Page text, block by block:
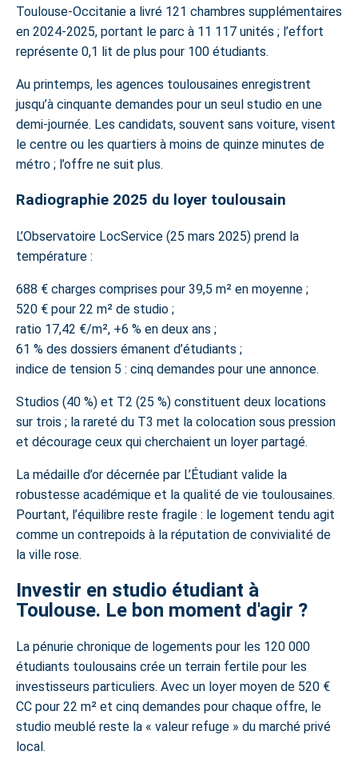
Toulouse-Occitanie a livré 121 chambres supplémentaires
en 2024-2025, portant le parc à 11 117 unités ; l’effort
représente 0,1 lit de plus pour 100 étudiants.
Au printemps, les agences toulousaines enregistrent
jusqu’à cinquante demandes pour un seul studio en une
demi-journée. Les candidats, souvent sans voiture, visent
le centre ou les quartiers à moins de quinze minutes de
métro ; l’offre ne suit plus.
Radiographie 2025 du loyer toulousain
L’Observatoire LocService (25 mars 2025) prend la
température :
688 € charges comprises pour 39,5 m² en moyenne ;
520 € pour 22 m² de studio ;
ratio 17,42 €/m², +6 % en deux ans ;
61 % des dossiers émanent d’étudiants ;
indice de tension 5 : cinq demandes pour une annonce.
Studios (40 %) et T2 (25 %) constituent deux locations
sur trois ; la rareté du T3 met la colocation sous pression
et décourage ceux qui cherchaient un loyer partagé.
La médaille d’or décernée par L’Étudiant valide la
robustesse académique et la qualité de vie toulousaines.
Pourtant, l’équilibre reste fragile : le logement tendu agit
comme un contrepoids à la réputation de convivialité de
la ville rose.
Investir en studio étudiant à
Toulouse. Le bon moment d'agir ?
La pénurie chronique de logements pour les 120 000
étudiants toulousains crée un terrain fertile pour les
investisseurs particuliers. Avec un loyer moyen de 520 €
CC pour 22 m² et cinq demandes pour chaque offre, le
studio meublé reste la « valeur refuge » du marché privé
local.